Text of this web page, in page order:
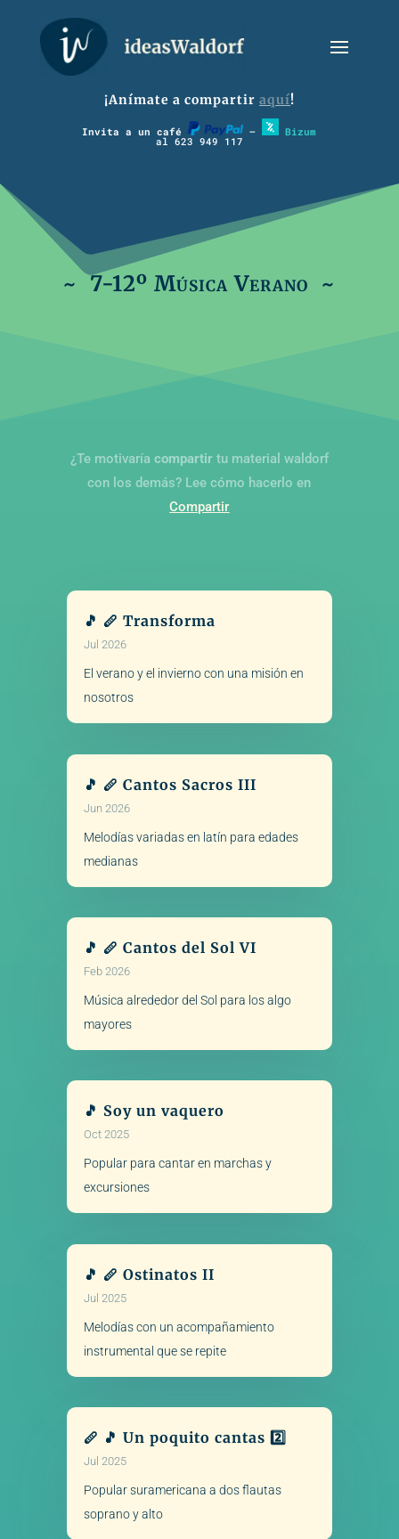
¡Anímate a compartir aquí!
Invita a un café – Bizum
al 623 949 117
~ 7-12º Música Verano ~
¿Te motivaría compartir tu material waldorf
con los demás? Lee cómo hacerlo en
Compartir
🎵 🪈 Transforma
Jul 2026
El verano y el invierno con una misión en
nosotros
🎵 🪈 Cantos Sacros III
Jun 2026
Melodías variadas en latín para edades
medianas
🎵 🪈 Cantos del Sol VI
Feb 2026
Música alrededor del Sol para los algo
mayores
🎵 Soy un vaquero
Oct 2025
Popular para cantar en marchas y
excursiones
🎵 🪈 Ostinatos II
Jul 2025
Melodías con un acompañamiento
instrumental que se repite
🪈 🎵 Un poquito cantas 2️⃣
Jul 2025
Popular suramericana a dos flautas
soprano y alto